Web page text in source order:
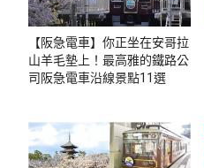
【阪急電車】你正坐在安哥拉
山羊毛墊上！最高雅的鐵路公
司阪急電車沿線景點11選